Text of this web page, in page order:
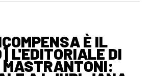
È IL
L'EDITORIALE DI
MASTRANTONI: